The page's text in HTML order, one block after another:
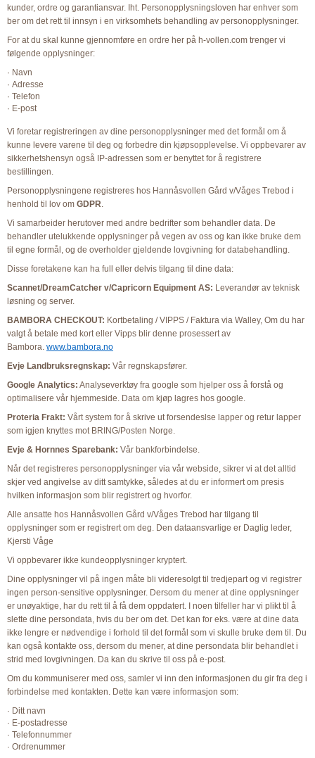
kunder, ordre og garantiansvar. Iht. Personopplysningsloven har enhver som
ber om det rett til innsyn i en virksomhets behandling av personopplysninger.
For at du skal kunne gjennomføre en ordre her på h-vollen.com trenger vi
følgende opplysninger:
· Navn
· Adresse
· Telefon
· E-post
Vi foretar registreringen av dine personopplysninger med det formål om å
kunne levere varene til deg og forbedre din kjøpsopplevelse. Vi oppbevarer av
sikkerhetshensyn også IP-adressen som er benyttet for å registrere
bestillingen.
Personopplysningene registreres hos Hannåsvollen Gård v/Våges Trebod i
henhold til lov om GDPR
Vi samarbeider herutover med andre bedrifter som behandler data. De
behandler utelukkende opplysninger på vegen av oss og kan ikke bruke dem
til egne formål, og de overholder gjeldende lovgivning for databehandling.
Disse foretakene kan ha full eller delvis tilgang til dine data:
Scannet/DreamCatcher v/Capricorn Equipment AS: Leverandør av teknisk
løsning og server.
BAMBORA CHECKOUT: Kortbetaling / VIPPS / Faktura via Walley, Om du har
valgt å betale med kort eller Vipps blir denne prosessert av
Bambora. www.bambora.no
Evje Landbruksregnskap: Vår regnskapsfører.
Google Analytics: Analyseverktøy fra google som hjelper oss å forstå og
optimalisere vår hjemmeside. Data om kjøp lagres hos google.
Proteria Frakt: Vårt system for å skrive ut forsendeslse lapper og retur lapper
som igjen knyttes mot BRING/Posten Norge.
Evje & Hornnes Sparebank: Vår bankforbindelse.
Når det registreres personopplysninger via vår webside, sikrer vi at det alltid
skjer ved angivelse av ditt samtykke, således at du er informert om presis
hvilken informasjon som blir registrert og hvorfor.
Alle ansatte hos Hannåsvollen Gård v/Våges Trebod har tilgang til
opplysninger som er registrert om deg. Den dataansvarlige er Daglig leder,
Kjersti Våge
Vi oppbevarer ikke kundeopplysninger kryptert.
Dine opplysninger vil på ingen måte bli videresolgt til tredjepart og vi registrer
ingen person-sensitive opplysninger. Dersom du mener at dine opplysninger
er unøyaktige, har du rett til å få dem oppdatert. I noen tilfeller har vi plikt til å
slette dine persondata, hvis du ber om det. Det kan for eks. være at dine data
ikke lengre er nødvendige i forhold til det formål som vi skulle bruke dem til. Du
kan også kontakte oss, dersom du mener, at dine persondata blir behandlet i
strid med lovgivningen. Da kan du skrive til oss på e-post.
Om du kommuniserer med oss, samler vi inn den informasjonen du gir fra deg i
forbindelse med kontakten. Dette kan være informasjon som:
· Ditt navn
· E-postadresse
· Telefonnummer
· Ordrenummer